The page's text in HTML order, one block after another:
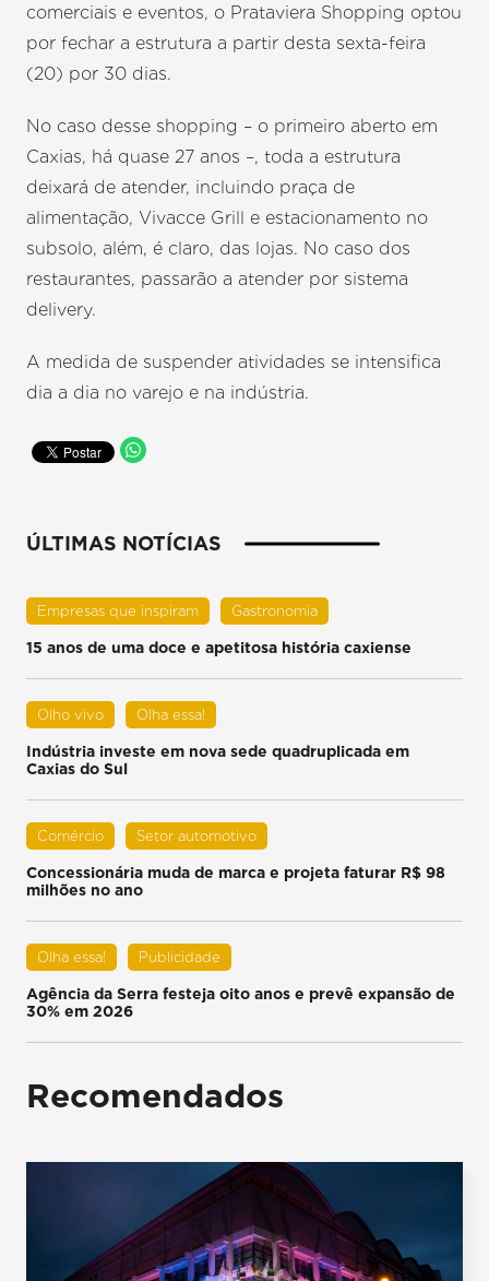
comerciais e eventos, o Prataviera Shopping optou
por fechar a estrutura a partir desta sexta-feira
(20) por 30 dias.
No caso desse shopping – o primeiro aberto em
Caxias, há quase 27 anos –, toda a estrutura
deixará de atender, incluindo praça de
alimentação, Vivacce Grill e estacionamento no
subsolo, além, é claro, das lojas. No caso dos
restaurantes, passarão a atender por sistema
delivery.
A medida de suspender atividades se intensifica
dia a dia no varejo e na indústria.
ÚLTIMAS NOTÍCIAS
Empresas que inspiram Gastronomia
15 anos de uma doce e apetitosa história caxiense
Olho vivo Olha essa!
Indústria investe em nova sede quadruplicada em
Caxias do Sul
Comércio Setor automotivo
Concessionária muda de marca e projeta faturar R$ 98
milhões no ano
Olha essa! Publicidade
Agência da Serra festeja oito anos e prevê expansão de
30% em 2026
Recomendados